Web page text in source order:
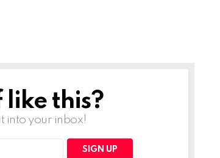
like this?
into your inbox!